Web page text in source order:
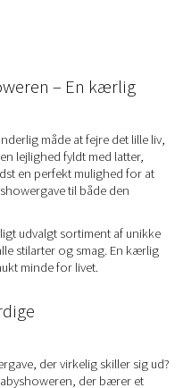
– En kærlig
måde at fejre det lille liv,
lejlighed fyldt med latter,
en perfekt mulighed for at
til både den
udvalgt sortiment af unikke
stilarter og smag. En kærlig
minde for livet.
der virkelig skiller sig ud?
der bærer et